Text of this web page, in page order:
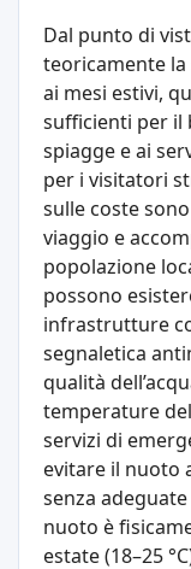
Dal punto di
teoricamente
ai mesi estivi,
sufficienti per il
spiagge e ai
per i visitatori
sulle coste
viaggio e
popolazione
possono
infrastrutture
segnaletica
qualità
temperature
servizi di
evitare il nuoto
senza
nuoto è
estate (18–25